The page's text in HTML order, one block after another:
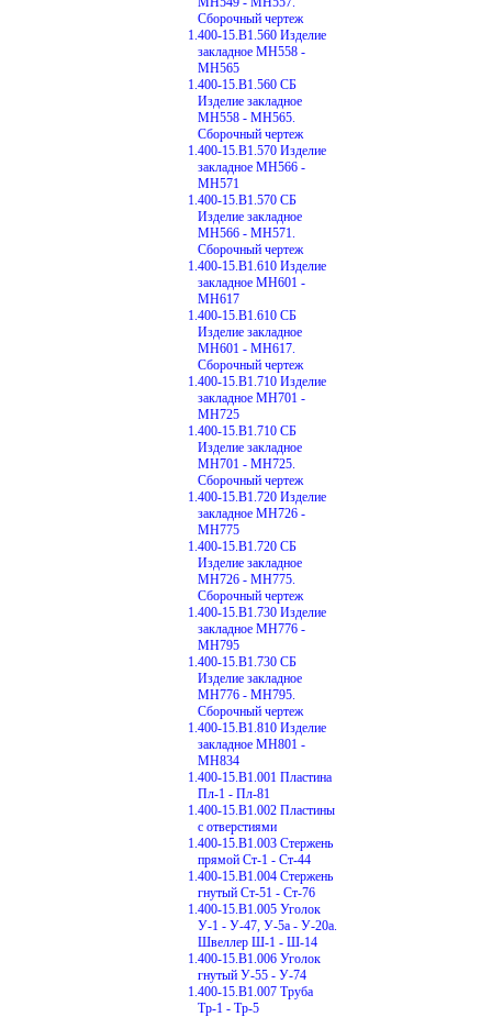
Сборочный чертеж
1.400-15.В1.560 Изделие
закладное МН558 -
МН565
1.400-15.В1.560 СБ
Изделие закладное
МН558 - МН565.
Сборочный чертеж
1.400-15.В1.570 Изделие
закладное МН566 -
МН571
1.400-15.В1.570 СБ
Изделие закладное
МН566 - МН571.
Сборочный чертеж
1.400-15.В1.610 Изделие
закладное МН601 -
МН617
1.400-15.В1.610 СБ
Изделие закладное
МН601 - МН617.
Сборочный чертеж
1.400-15.В1.710 Изделие
закладное МН701 -
МН725
1.400-15.В1.710 СБ
Изделие закладное
МН701 - МН725.
Сборочный чертеж
1.400-15.В1.720 Изделие
закладное МН726 -
МН775
1.400-15.В1.720 СБ
Изделие закладное
МН726 - МН775.
Сборочный чертеж
1.400-15.В1.730 Изделие
закладное МН776 -
МН795
1.400-15.В1.730 СБ
Изделие закладное
МН776 - МН795.
Сборочный чертеж
1.400-15.В1.810 Изделие
закладное МН801 -
МН834
1.400-15.В1.001 Пластина
Пл-1 - Пл-81
1.400-15.В1.002 Пластины
с отверстиями
1.400-15.В1.003 Стержень
прямой Ст-1 - Ст-44
1.400-15.В1.004 Стержень
гнутый Ст-51 - Ст-76
1.400-15.В1.005 Уголок
У-1 - У-47, У-5а - У-20а.
Швеллер Ш-1 - Ш-14
1.400-15.В1.006 Уголок
гнутый У-55 - У-74
1.400-15.В1.007 Труба
Тр-1 - Тр-5